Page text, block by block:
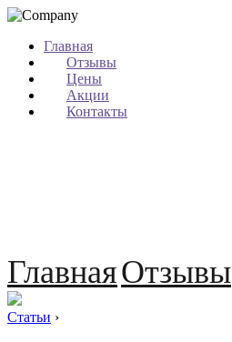
Главная
Отзывы
Цены
Акции
Контакты
ГлавнаяОтзывы
Статьи ›